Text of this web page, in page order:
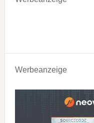
Werbeanzeige